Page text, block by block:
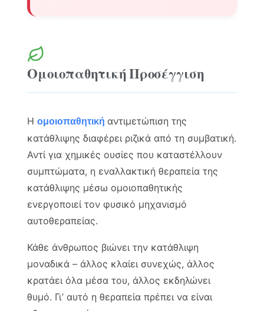
Ομοιοπαθητική Προσέγγιση
Ηομοιοπαθητικήαντιμετώπιση της
κατάθλιψης διαφέρει ριζικά από τη συμβατική.
Αντί για χημικές ουσίες που καταστέλλουν
συμπτώματα, η εναλλακτική θεραπεία της
κατάθλιψης μέσω ομοιοπαθητικής
ενεργοποιεί τον φυσικό μηχανισμό
αυτοθεραπείας.
Κάθε άνθρωπος βιώνει την κατάθλιψη
μοναδικά – άλλος κλαίει συνεχώς, άλλος
κρατάει όλα μέσα του, άλλος εκδηλώνει
θυμό. Γι’ αυτό η θεραπεία πρέπει να είναι